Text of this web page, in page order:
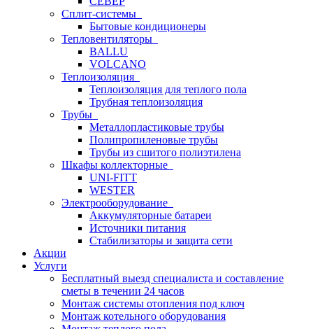
Сплит-системы
Бытовые кондиционеры
Тепловентиляторы
BALLU
VOLCANO
Теплоизоляция
Теплоизоляция для теплого пола
Трубная теплоизоляция
Трубы
Металлопластиковые трубы
Полипропиленовые трубы
Трубы из сшитого полиэтилена
Шкафы коллекторные
UNI-FITT
WESTER
Электрооборудование
Аккумуляторные батареи
Источники питания
Стабилизаторы и защита сети
Акции
Услуги
Бесплатный выезд специалиста и составление
сметы в течении 24 часов
Монтаж системы отопления под ключ
Монтаж котельного оборудования